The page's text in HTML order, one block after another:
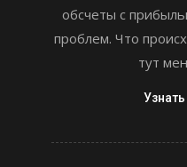
обсчеты с
проблем. Что
тут